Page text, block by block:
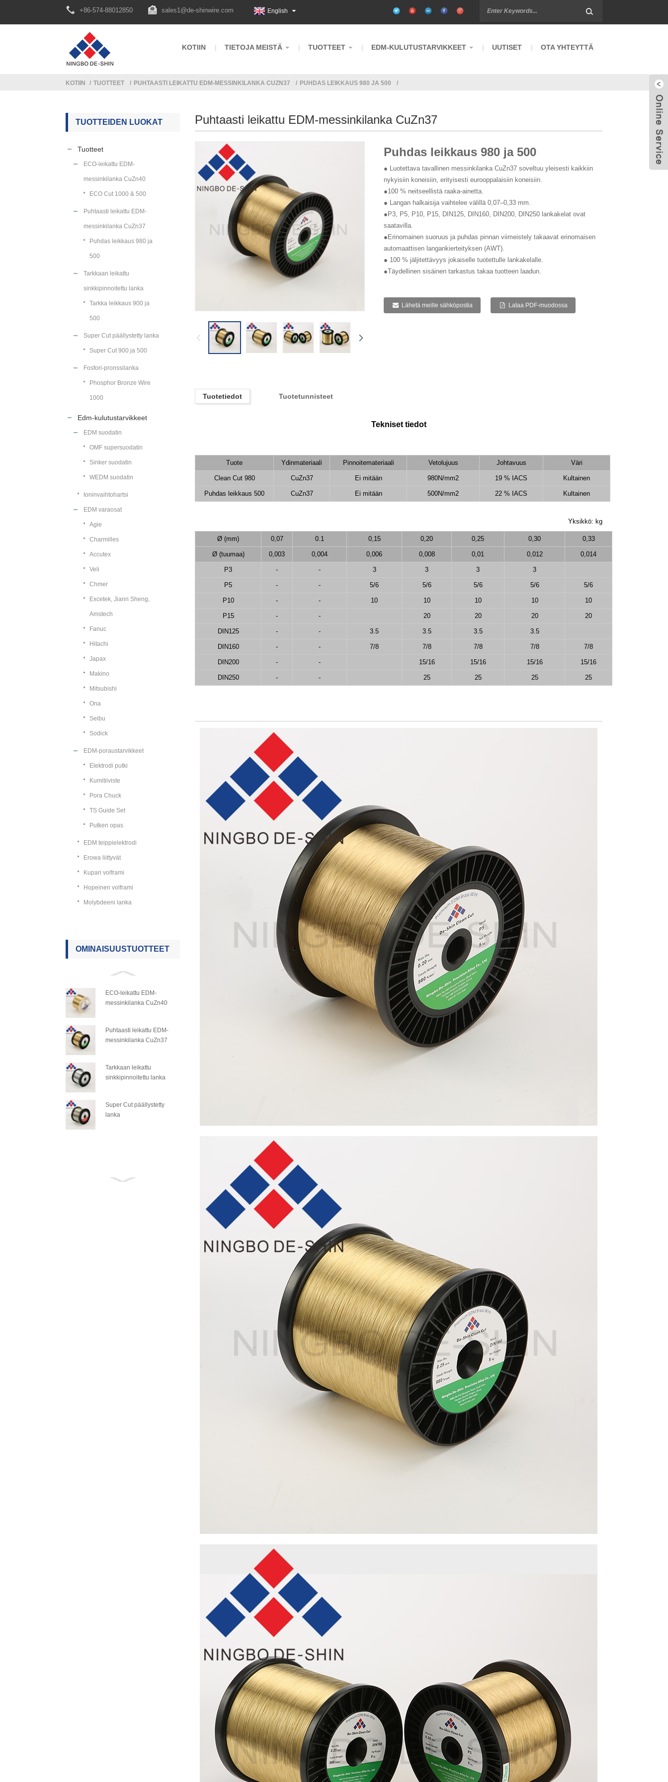
+86-574-88012850 sales1@de-shinwire.com English
KOTIIN TIETOJA MEISTÄ TUOTTEET EDM-KULUTUSTARVIKKEET UUTISET OTA YHTEYTTÄ
KOTIIN TUOTTEET PUHTAASTI LEIKATTU EDM-MESSINKILANKA CUZN37 PUHDAS LEIKKAUS 980 JA 500
TUOTTEIDEN LUOKAT
Tuotteet
ECO-leikattu EDM-
messinkilanka CuZn40
ECO Cut 1000 & 500
Puhtaasti leikattu EDM-
messinkilanka CuZn37
Puhdas leikkaus 980 ja
500
Tarkkaan leikattu
sinkkipinnoitettu lanka
Tarkka leikkaus 900 ja
500
Super Cut päällystetty lanka
Super Cut 900 ja 500
Fosfori-pronssilanka
Phosphor Bronze Wire
1000
Edm-kulutustarvikkeet
EDM suodatin
OMF supersuodatin
Sinker suodatin
WEDM suodatin
Ioninvaihtohartsi
EDM varaosat
Agie
Charmilles
Accutex
Veli
Chmer
Excetek, Jiann Sheng,
Amstech
Fanuc
Hitachi
Japax
Makino
Mitsubishi
Ona
Seibu
Sodick
EDM-poraustarvikkeet
Elektrodi putki
Kumitiiviste
Pora Chuck
TS Guide Set
Putken opas
EDM teippielektrodi
Erowa liittyvät
Kupari volframi
Hopeinen volframi
Molybdeeni lanka
OMINAISUUSTUOTTEET
ECO-leikattu EDM-
messinkilanka CuZn40
Puhtaasti leikattu EDM-
messinkilanka CuZn37
Tarkkaan leikattu
sinkkipinnoitettu lanka
Super Cut päällystetty
lanka
Puhtaasti leikattu EDM-messinkilanka CuZn37
Puhdas leikkaus 980 ja 500
● Luotettava tavallinen messinkilanka CuZn37 soveltuu yleisesti kaikkiin
nykyisiin koneisiin, erityisesti eurooppalaisiin koneisiin.
●100 % neitseellistä raaka-ainetta.
● Langan halkaisija vaihtelee välillä 0,07–0,33 mm.
●P3, P5, P10, P15, DIN125, DIN160, DIN200, DIN250 lankakelat ovat
saatavilla.
●Erinomainen suoruus ja puhdas pinnan viimeistely takaavat erinomaisen
automaattisen langankierteityksen (AWT).
● 100 % jäljitettävyys jokaiselle tuotettulle lankakelalle.
●Täydellinen sisäinen tarkastus takaa tuotteen laadun.
Lähetä meille sähköpostia Lataa PDF-muodossa
Tuotetiedot Tuotetunnisteet
Tekniset tiedot
Tuote Ydinmateriaali Pinnoitemateriaali Vetolujuus Johtavuus Väri
Clean Cut 980 CuZn37 Ei mitään 980N/mm2 19 % IACS Kultainen
Puhdas leikkaus 500 CuZn37 Ei mitään 500N/mm2 22 % IACS Kultainen
Yksikkö: kg
Ø (mm) 0,07 0.1 0,15 0,20 0,25 0,30 0,33
Ø (tuumaa) 0,003 0,004 0,006 0,008 0,01 0,012 0,014
P3 - - 3 3 3 3
P5 - - 5/6 5/6 5/6 5/6 5/6
P10 - - 10 10 10 10 10
P15 - - 20 20 20 20
DIN125 - - 3.5 3.5 3.5 3.5
DIN160 - - 7/8 7/8 7/8 7/8 7/8
DIN200 - - 15/16 15/16 15/16 15/16
DIN250 - - 25 25 25 25